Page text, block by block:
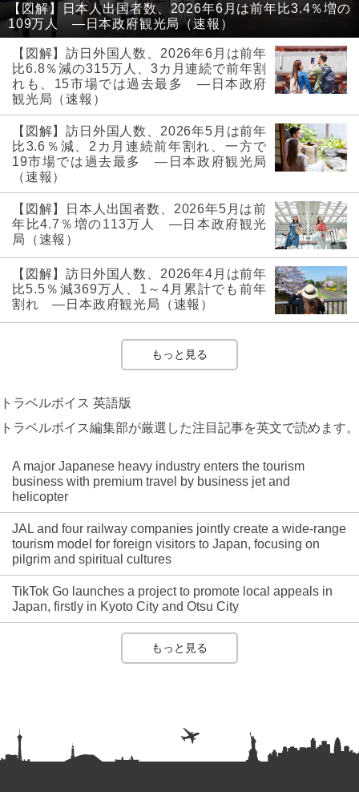
【図解】日本人出国者数、2026年6月は前年比3.4％増の
109万人 ―日本政府観光局（速報）
【図解】訪日外国人数、2026年6月は前年
比6.8％減の315万人、3カ月連続で前年割
れも、15市場では過去最多 ―日本政府
観光局（速報）
【図解】訪日外国人数、2026年5月は前年
比3.6％減、2カ月連続前年割れ、一方で
19市場では過去最多 ―日本政府観光局
（速報）
【図解】日本人出国者数、2026年5月は前
年比4.7％増の113万人 ―日本政府観光
局（速報）
【図解】訪日外国人数、2026年4月は前年
比5.5％減369万人、1～4月累計でも前年
割れ ―日本政府観光局（速報）
もっと見る
トラベルボイス 英語版
トラベルボイス編集部が厳選した注目記事を英文で読めます。
A major Japanese heavy industry enters the tourism
business with premium travel by business jet and
helicopter
JAL and four railway companies jointly create a wide-range
tourism model for foreign visitors to Japan, focusing on
pilgrim and spiritual cultures
TikTok Go launches a project to promote local appeals in
Japan, firstly in Kyoto City and Otsu City
もっと見る